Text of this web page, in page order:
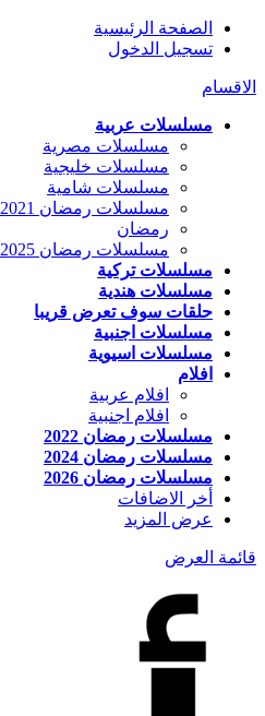
الصفحة الرئيسية
تسجيل الدخول
الاقسام
مسلسلات عربية
مسلسلات مصرية
مسلسلات خليجية
مسلسلات شامية
مسلسلات رمضان 2021
رمضان
مسلسلات رمضان 2025
مسلسلات تركية
مسلسلات هندية
حلقات سوف تعرض قريبا
مسلسلات اجنبية
مسلسلات اسيوية
افلام
افلام عربية
افلام اجنبية
مسلسلات رمضان 2022
مسلسلات رمضان 2024
مسلسلات رمضان 2026
أخر الاضافات
عرض المزيد
قائمة العرض